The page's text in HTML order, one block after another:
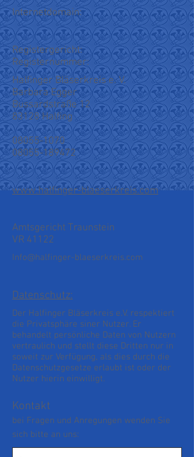
Internetdomain:
Registergericht:
Registernummer:
Halfinger Bläserkreis e. V.
Barbara Egger
Bussardstraße 12
83128 Halfing
08055-1070
08055-189472
www.halfinger-blaeserkreis.com
Amtsgericht Traunstein
VR 41122
Info@halfinger-blaeserkreis.com
Datenschutz:
Der Halfinger Bläserkreis e.V. respektiert
die Privatsphäre siner Nutzer. Er
behandelt persönliche Daten von Nutzern
vertraulich und stellt diese Dritten nur in
soweit zur Verfügung, als dies durch die
Datenschutzgesetze erlaubt ist oder der
Nutzer hierin einwilligt.
Kontakt
bei Fragen und Anregungen wenden Sie
sich bitte an uns: